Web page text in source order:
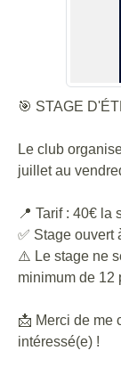
🎯 STAGE
Le club
juillet au
📍 Tarif : 40€ la
✅ Stage ouvert
⚠️ Le stage ne
minimum de 12
📩 Merci de me
intéressé(e) !